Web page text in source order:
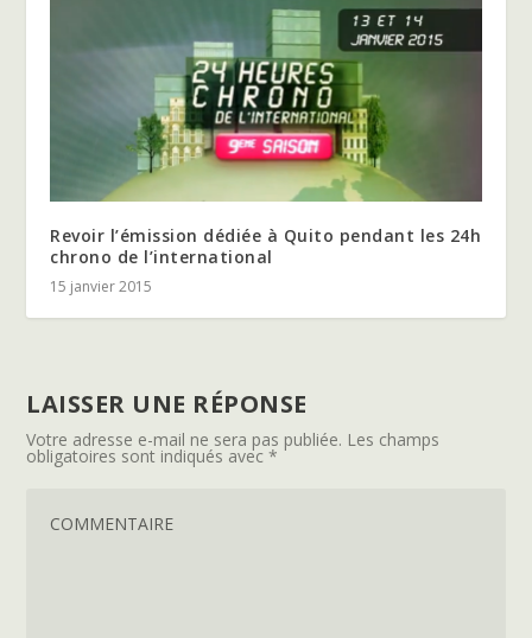
Revoir l’émission dédiée à Quito pendant les 24h
chrono de l’international
15 janvier 2015
LAISSER UNE RÉPONSE
Votre adresse e-mail ne sera pas publiée. Les champs
obligatoires sont indiqués avec*